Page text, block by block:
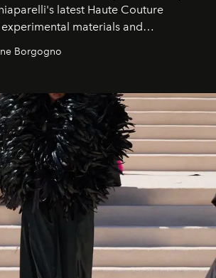
latest Haute Couture
materials and
forge a new territory between
and art.
Borgogno